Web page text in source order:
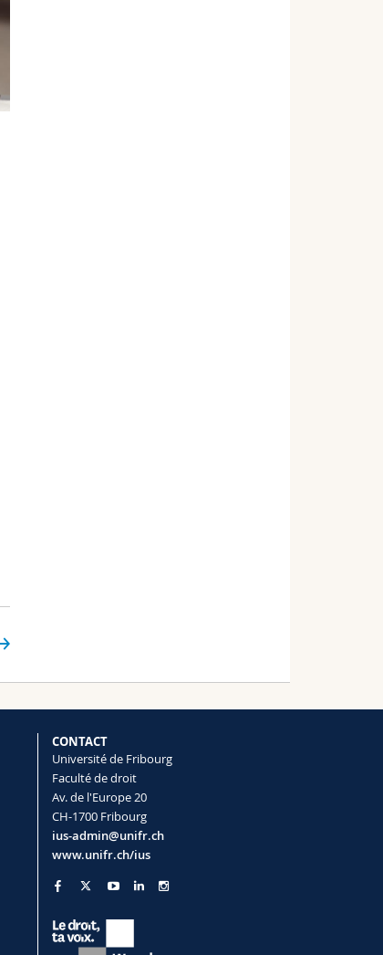
CONTACT
Université de Fribourg
Faculté de droit
Av. de l'Europe 20
CH-1700 Fribourg
ius-admin@unifr.ch
www.unifr.ch/ius